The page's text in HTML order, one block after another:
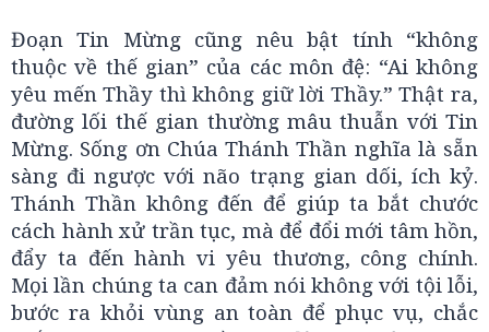
Đoạn Tin Mừng cũng nêu bật tính “không
thuộc về thế gian” của các môn đệ: “Ai không
yêu mến Thầy thì không giữ lời Thầy.” Thật ra,
đường lối thế gian thường mâu thuẫn với Tin
Mừng. Sống ơn Chúa Thánh Thần nghĩa là sẵn
sàng đi ngược với não trạng gian dối, ích kỷ.
Thánh Thần không đến để giúp ta bắt chước
cách hành xử trần tục, mà để đổi mới tâm hồn,
đẩy ta đến hành vi yêu thương, công chính.
Mọi lần chúng ta can đảm nói không với tội lỗi,
bước ra khỏi vùng an toàn để phục vụ, chắc